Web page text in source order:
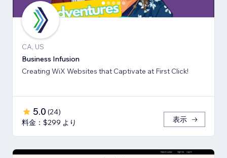
CA, US
Business Infusion
Creating WiX Websites that Captivate at First Click!
5.0 (24)
料金：$299 より
表示